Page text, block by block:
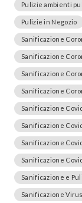
Pulizie ambienti
Pulizie in Negozio
Sanificazione
Sanificazione
Sanificazione
Sanificazione
Sanificazione
Sanificazione
Sanificazione
Sanificazione
Sanificazione e
Sanificazione